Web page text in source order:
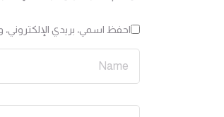
احفظ اسمي، بريدي